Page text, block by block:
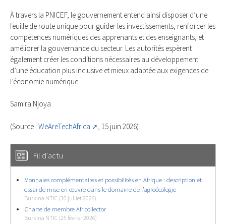
À travers la PNICEF, le gouvernement entend ainsi disposer d’une
feuille de route unique pour guider les investissements, renforcer les
compétences numériques des apprenants et des enseignants, et
améliorer la gouvernance du secteur. Les autorités espèrent
également créer les conditions nécessaires au développement
d’une éducation plus inclusive et mieux adaptée aux exigences de
l’économie numérique.
Samira Njoya
(Source : WeAreTechAfrica , 15 juin 2026)
Fil d'actu
Monnaies complémentaires et possibilités en Afrique : description et
essai de mise en œuvre dans le domaine de l’agroécologie
Burkina NTIC (30 juillet 2026)
Charte de membre Africollector
Burkina NTIC (25 février 2026)